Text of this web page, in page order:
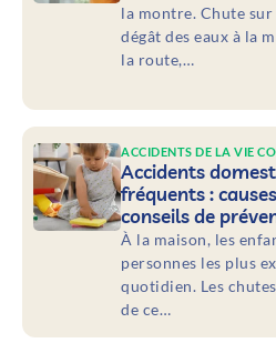
la montre. Chute
dégât des eaux à la
la route,…
ACCIDENTS DE LA VIE
Accidents
fréquents :
conseils de
À la maison, les
personnes les plus
quotidien. Les
de ce…